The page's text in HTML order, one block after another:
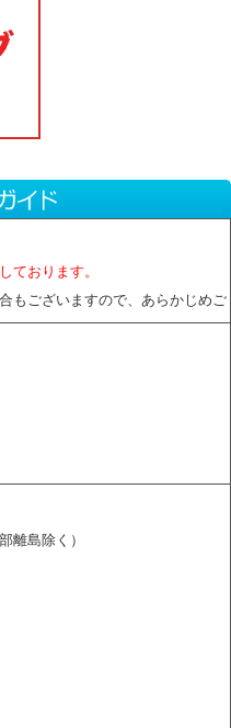
ております。
もございますので、あらかじめご
部離島除く）